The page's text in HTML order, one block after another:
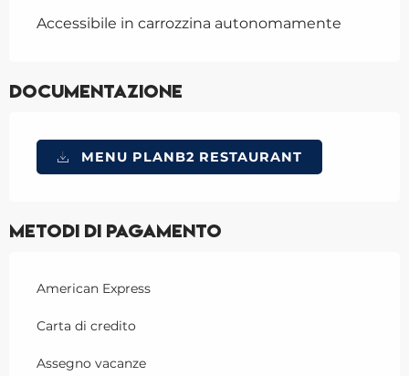
Accessibile in carrozzina autonomamente
Documentazione
MENU PLANB2 RESTAURANT
Metodi di pagamento
American Express
Carta di credito
Assegno vacanze